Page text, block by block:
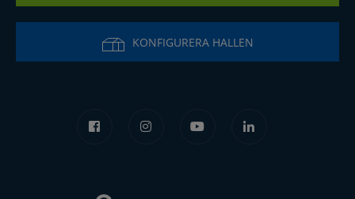
KONFIGURERA HALLEN